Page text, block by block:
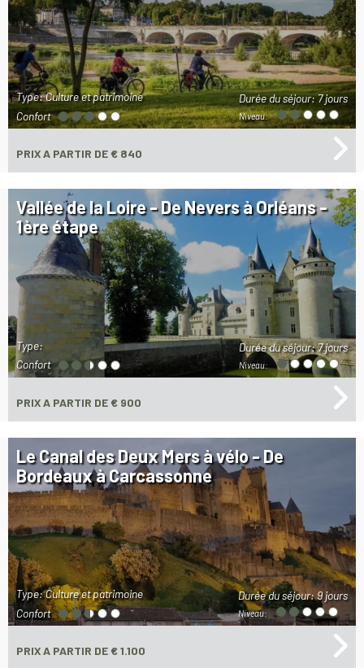
Durée du séjour:7 jours
Niveau:
Type: Culture et patrimoine
Confort
PRIXA PARTIR DE € 840
Vallée de la Loire - De Nevers à Orléans -
1ère étape
Durée du séjour:7 jours
Niveau:
Type:
Confort
PRIXA PARTIR DE € 900
Le Canal des Deux Mers à vélo - De
Bordeaux à Carcassonne
Durée du séjour: 9 jours
Niveau:
Type: Culture et patrimoine
Confort
PRIXA PARTIR DE € 1.100